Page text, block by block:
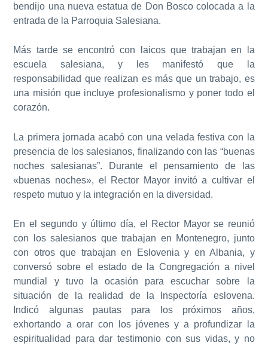
bendijo una nueva estatua de Don Bosco colocada a la
entrada de la Parroquia Salesiana.
Más tarde se encontró con laicos que trabajan en la
escuela salesiana, y les manifestó que la
responsabilidad que realizan es más que un trabajo, es
una misión que incluye profesionalismo y poner todo el
corazón.
La primera jornada acabó con una velada festiva con la
presencia de los salesianos, finalizando con las “buenas
noches salesianas”. Durante el pensamiento de las
«buenas noches», el Rector Mayor invitó a cultivar el
respeto mutuo y la integración en la diversidad.
En el segundo y último día, el Rector Mayor se reunió
con los salesianos que trabajan en Montenegro, junto
con otros que trabajan en Eslovenia y en Albania, y
conversó sobre el estado de la Congregación a nivel
mundial y tuvo la ocasión para escuchar sobre la
situación de la realidad de la Inspectoría eslovena.
Indicó algunas pautas para los próximos años,
exhortando a orar con los jóvenes y a profundizar la
espiritualidad para dar testimonio con sus vidas, y no